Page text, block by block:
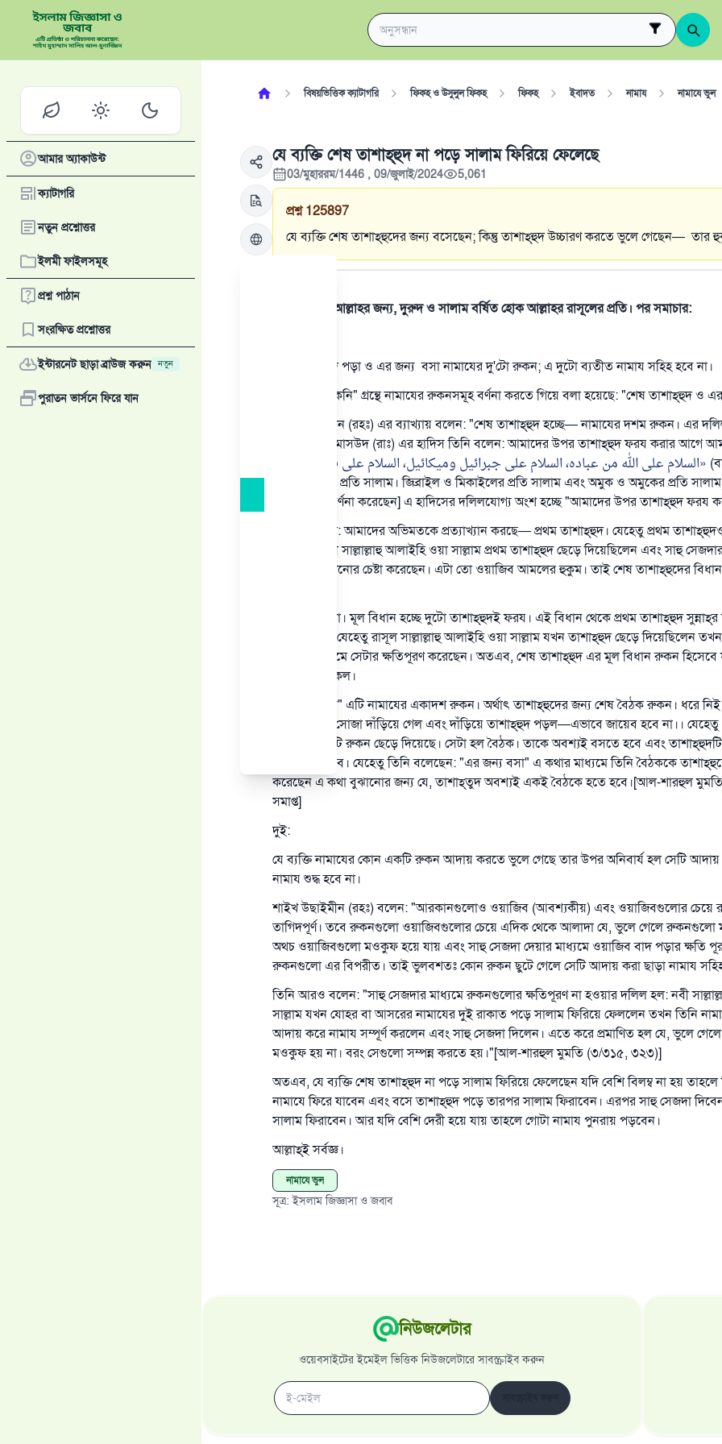
আমার অ্যাকাউন্ট
ক্যাটাগরি
নতুন প্রশ্নোত্তর
ইলমী ফাইলসমূহ
প্রশ্ন পাঠান
সংরক্ষিত প্রশ্নোত্তর
ইন্টারনেট ছাড়া ব্রাউজ করুন নতুন
পুরাতন ভার্সনে ফিরে যান
বিষয়ভিত্তিক ক্যাটাগরি ফিকহ ও উসুলুল ফিকহ ফিকহ ইবাদত নামায নামাযে ভুল
যে ব্যক্তি শেষ তাশাহ্‌হুদ না পড়ে সালাম ফিরিয়ে ফেলেছে
03/মুহাররম/1446 , 09/জুলাই/2024 5,061
প্রশ্ন 125897
যে ব্যক্তি শেষ তাশাহ্‌হুদের জন্য বসেছেন; কিন্তু তাশাহ্‌হুদ উচ্চারণ করতে ভুলে গেছেন— তার
সমস্ত প্রশংসা আল্লাহর জন্য, দুরুদ ও সালাম বর্ষিত হোক আল্লাহর রাসূলের প্রতি। পর সমাচার:
শেষ তাশাহ্‌হুদ পড়া ও এর জন্য বসা নামাযের দু'টো রুকন; এ দুটো ব্যতীত নামায সহিহ হবে না।
"যাদুল মুসতাকনি" গ্রন্থে নামাযের রুকনসমূহ বর্ণনা করতে গিয়ে বলা হয়েছে: "শেষ তাশাহ্‌হুদ ও
শাইখ উছাইমীন (রহঃ) এর ব্যাখ্যায় বলেন: "শেষ তাশাহ্‌হুদ হচ্ছে— নামাযের দশম রুকন। এর
আব্দুল্লাহ্ বিন মাসউদ (রাঃ) এর হাদিস তিনি বলেন: আমাদের উপর তাশাহ্‌হুদ ফরয করার আগে
السلام على الله من عباده، السلام على جبرائيل وميكائيل، السلام على فلان وفلان
থেকে আল্লাহ্‌র প্রতি সালাম। জিব্রাইল ও মিকাইলের প্রতি সালাম এবং অমুক ও অমুকের প্রতি
সহিহ সনদে বর্ণনা করেছেন] এ হাদিসের দলিলযোগ্য অংশ হচ্ছে "আমাদের উপর তাশাহ্‌হুদ ফরয
যদি কেউ বলে: আমাদের অভিমতকে প্রত্যাখ্যান করছে— প্রথম তাশাহ্‌হুদ। যেহেতু প্রথম
তা সত্ত্বেও নবী সাল্লাল্লাহু আলাইহি ওয়া সাল্লাম প্রথম তাশাহ্‌হুদ ছেড়ে দিয়েছিলেন এবং সাহু
ভুলকে শোধরানোর চেষ্টা করেছেন। এটা তো ওয়াজিব আমলের হুকুম। তাই শেষ তাশাহ্‌হুদের
জবাব হচ্ছে: না। মূল বিধান হচ্ছে দুটো তাশাহ্‌হুদই ফরয। এই বিধান থেকে প্রথম তাশাহ্‌হুদ সুন্নাহ্‌র
বেরিয়ে গেল। যেহেতু রাসূল সাল্লাল্লাহু আলাইহি ওয়া সাল্লাম যখন তাশাহ্‌হুদ ছেড়ে দিয়েছিলেন
সেজদার মাধ্যমে সেটার ক্ষতিপূরণ করেছেন। অতএব, শেষ তাশাহ্‌হুদ এর মূল বিধান রুকন
উপর অটুট থাকল।
"এর জন্য বসা" এটি নামাযের একাদশ রুকন। অর্থাৎ তাশাহ্‌হুদের জন্য শেষ বৈঠক রুকন। ধরে
সেজদা থেকে সোজা দাঁড়িয়ে গেল এবং দাঁড়িয়ে তাশাহ্‌হুদ পড়ল—এভাবে জায়েব হবে না।। যেহেতু
নামাযের একটি রুকন ছেড়ে দিয়েছে। সেটা হল বৈঠক। তাকে অবশ্যই বসতে হবে এবং
পাঠ করতে হবে। যেহেতু তিনি বলেছেন: "এর জন্য বসা" এ কথার মাধ্যমে তিনি বৈঠককে
করেছেন এ কথা বুঝানোর জন্য যে, তাশাহ্‌তুদ অবশ্যই একই বৈঠকে হতে হবে।[আল-শারহুল
সমাপ্ত]
দুই:
যে ব্যক্তি নামাযের কোন একটি রুকন আদায় করতে ভুলে গেছে তার উপর অনিবার্য হল সেটি
নামায শুদ্ধ হবে না।
শাইখ উছাইমীন (রহঃ) বলেন: "আরকানগুলোও ওয়াজিব (আবশ্যকীয়) এবং ওয়াজিবগুলোর
তাগিদপূর্ণ। তবে রুকনগুলো ওয়াজিবগুলোর চেয়ে এদিক থেকে আলাদা যে, ভুলে গেলে
অথচ ওয়াজিবগুলো মওকুফ হয়ে যায় এবং সাহু সেজদা দেয়ার মাধ্যমে ওয়াজিব বাদ পড়ার ক্ষতি
রুকনগুলো এর বিপরীত। তাই ভুলবশতঃ কোন রুকন ছুটে গেলে সেটি আদায় করা ছাড়া নামায
তিনি আরও বলেন: "সাহু সেজদার মাধ্যমে রুকনগুলোর ক্ষতিপূরণ না হওয়ার দলিল হল: নবী
সাল্লাম যখন যোহর বা আসরের নামাযের দুই রাকাত পড়ে সালাম ফিরিয়ে ফেললেন তখন তিনি
আদায় করে নামায সম্পূর্ণ করলেন এবং সাহু সেজদা দিলেন। এতে করে প্রমাণিত হল যে, ভুলে
মওকুফ হয় না। বরং সেগুলো সম্পন্ন করতে হয়।"[আল-শারহুল মুমতি (৩/৩১৫, ৩২৩)]
অতএব, যে ব্যক্তি শেষ তাশাহ্‌হুদ না পড়ে সালাম ফিরিয়ে ফেলেছেন যদি বেশি বিলম্ব না হয়
নামাযে ফিরে যাবেন এবং বসে তাশাহ্‌হুদ পড়ে তারপর সালাম ফিরাবেন। এরপর সাহু সেজদা
সালাম ফিরাবেন। আর যদি বেশি দেরী হয়ে যায় তাহলে গোটা নামায পুনরায় পড়বেন।
আল্লাহ্‌ই সর্বজ্ঞ।
নামাযে ভুল
সূত্র:ইসলাম জিজ্ঞাসা ও জবাব
নিউজলেটার
ওয়েবসাইটের ইমেইল ভিত্তিক নিউজলেটারে সাবস্ক্রাইব করুন
উত্তর নম্বর ১১০৮৪৫ একটি বিবাহ রক্ষা করেছিল।
উম্মাহকে উত্তর দিতে আমাদেরকে সহযোগিতা করুন
রাসূল সাল্লাল্লাহু আলাইহি ওয়া সাল্লাম বলেছেন
যে ব্যক্তি সৎ কর্মের পথ দেখাবে সে সৎকর্মকারীর সমান সওয়াব পাবে
এখনই শরীক হোন